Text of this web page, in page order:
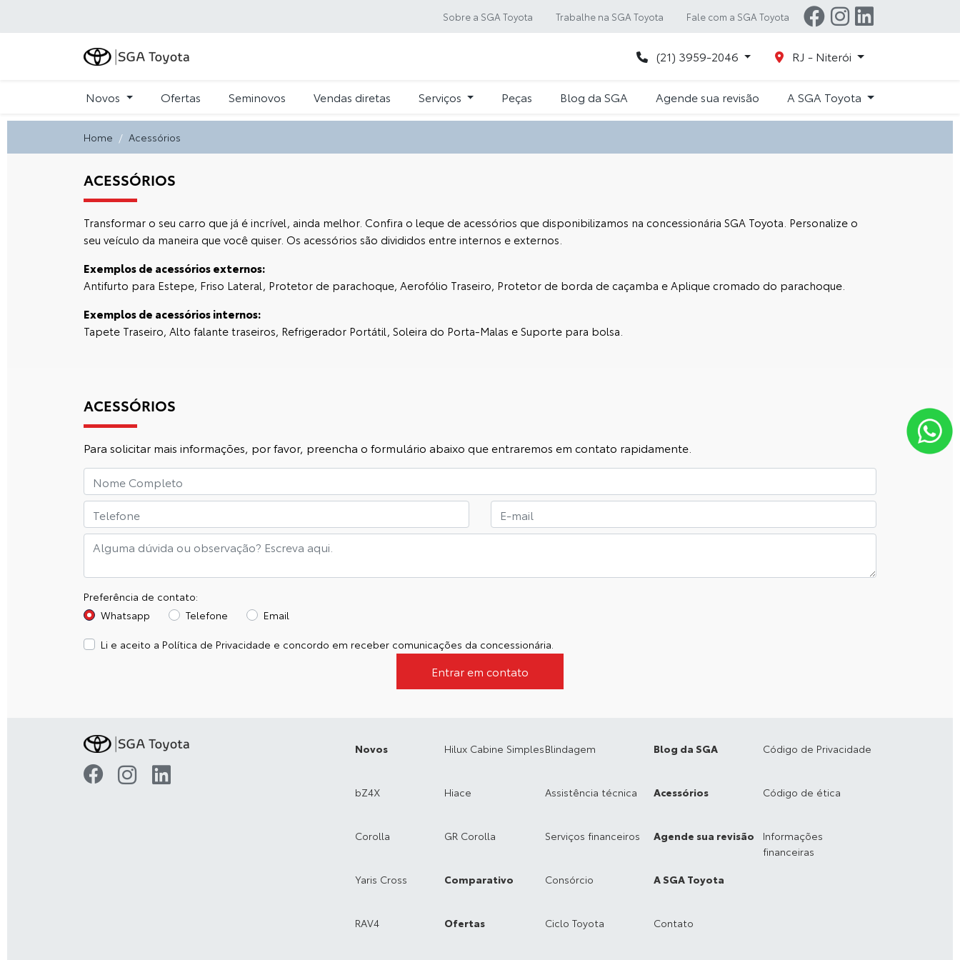
Sobre a SGA Toyota Trabalhe na SGA Toyota Fale com a SGA Toyota
(21) 3959-2046 RJ - Niterói
Novos Ofertas Seminovos Vendas diretas Serviços Peças Blog da SGA Agende sua revisão A SGA Toyota
Home Acessórios
ACESSÓRIOS
Transformar o seu carro que já é incrível, ainda melhor. Confira o leque de acessórios que disponibilizamos na concessionária SGA Toyota. Personalize o
seu veículo da maneira que você quiser. Os acessórios são divididos entre internos e externos.
Exemplos de acessórios externos:
Antifurto para Estepe, Friso Lateral, Protetor de parachoque, Aerofólio Traseiro, Protetor de borda de caçamba e Aplique cromado do parachoque.
Exemplos de acessórios internos:
Tapete Traseiro, Alto falante traseiros, Refrigerador Portátil, Soleira do Porta-Malas e Suporte para bolsa.
ACESSÓRIOS
Para solicitar mais informações, por favor, preencha o formulário abaixo que entraremos em contato rapidamente.
Preferência de contato:
Whatsapp
Telefone Email
Li e aceito a Política de Privacidade e concordo em receber comunicações da concessionária.
Entrar em contato
Novos
bZ4X
Corolla
Yaris Cross
RAV4
Hilux Cabine Simples
Hiace
GR Corolla
Comparativo
Ofertas
Blindagem
Assistência técnica
Serviços financeiros
Consórcio
Ciclo Toyota
Blog da SGA
Acessórios
Agende sua revisão
A SGA Toyota
Contato
Código de Privacidade
Código de ética
Informações
financeiras